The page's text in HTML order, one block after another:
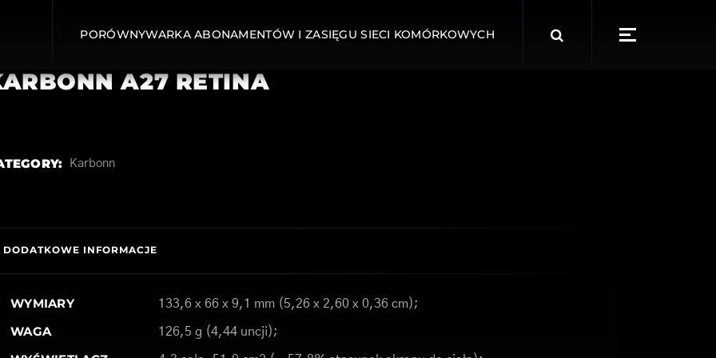
PORÓWNYWARKA ABONAMENTÓW I ZASIĘGU SIECI KOMÓRKOWYCH
for:
A27 RETINA
Karbonn
DODATKOWE INFORMACJE
WYMIARY 133,6 x 66 x 9,1 mm (5,26 x 2,60 x 0,36 cm);
WAGA 126,5 g (4,44 uncji);